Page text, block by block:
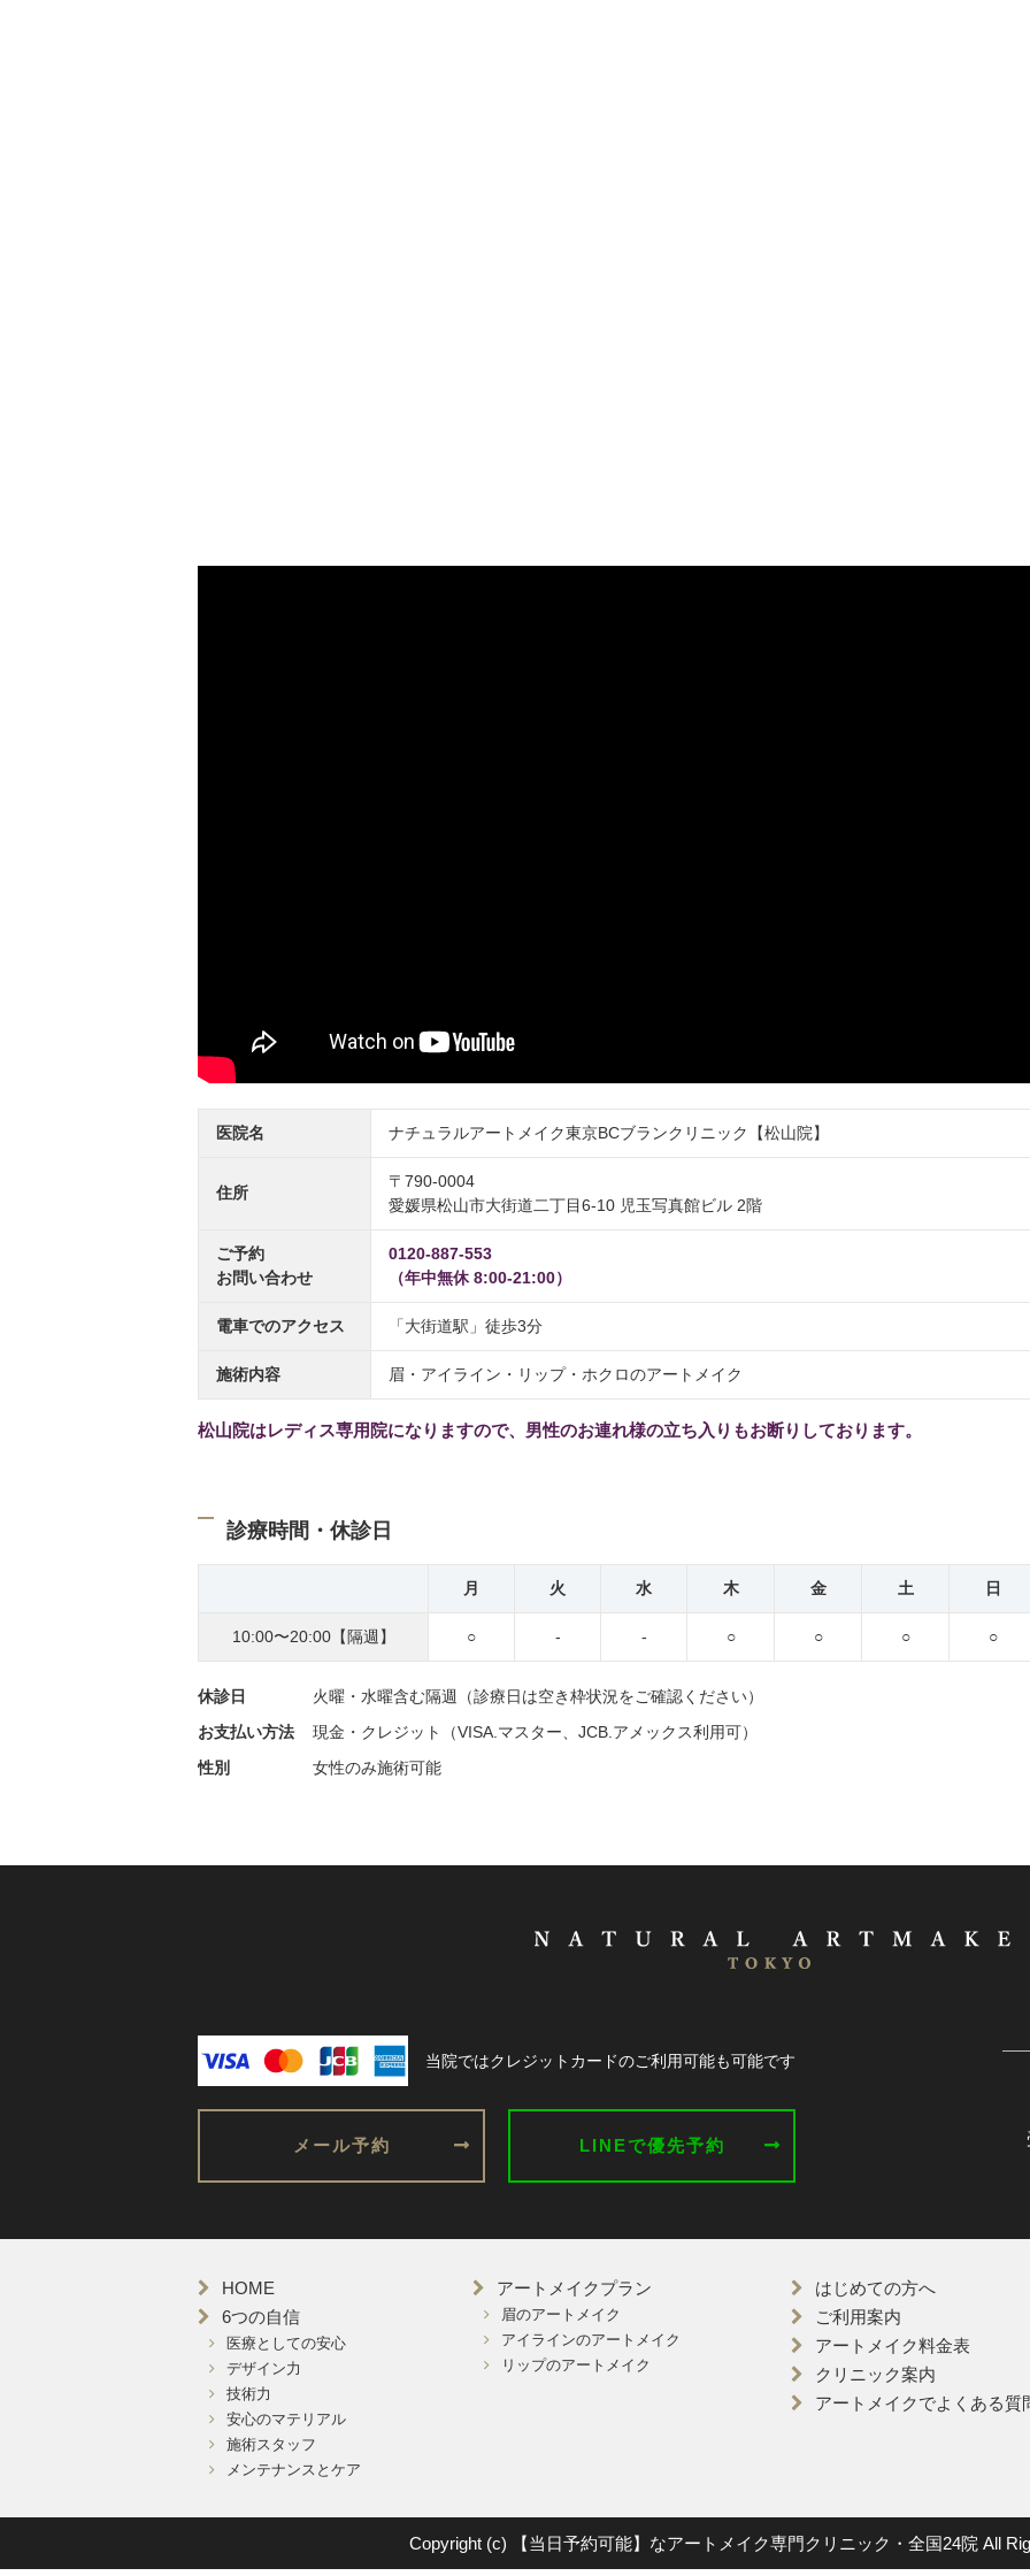
医院名 ナチュラルアートメイク東京BCブランクリニック【松山院】
住所
〒790-0004
愛媛県松山市大街道二丁目6-10 児玉写真館ビル 2階
ご予約
お問い合わせ
0120-887-553
（年中無休 8:00-21:00）
電車でのアクセス 「大街道駅」徒歩3分
施術内容 眉・アイライン・リップ・ホクロのアートメイク
松山院はレディス専用院になりますので、男性のお連れ様の立ち入りもお断りしております。
診療時間・休診日
月 火 水 木 金 土 日
10:00〜20:00【隔週】 ○ - - ○ ○ ○ ○
休診日
火曜・水曜含む隔週（診療日は空き枠状況をご確認ください）
お支払い方法
現金・クレジット（VISA.マスター、JCB.アメックス利用可）
性別
女性のみ施術可能
当院ではクレジットカードのご利用可能も可能です
メール予約 LINEで優先予約
HOME
6つの自信
医療としての安心
デザイン力
技術力
安心のマテリアル
施術スタッフ
メンテナンスとケア
アートメイクプラン
眉のアートメイク
アイラインのアートメイク
リップのアートメイク
はじめての方へ
ご利用案内
アートメイク料金表
クリニック案内
アートメイクでよくある質
Copyright (c) 【当日予約可能】なアートメイク専門クリニック・全国24院 All